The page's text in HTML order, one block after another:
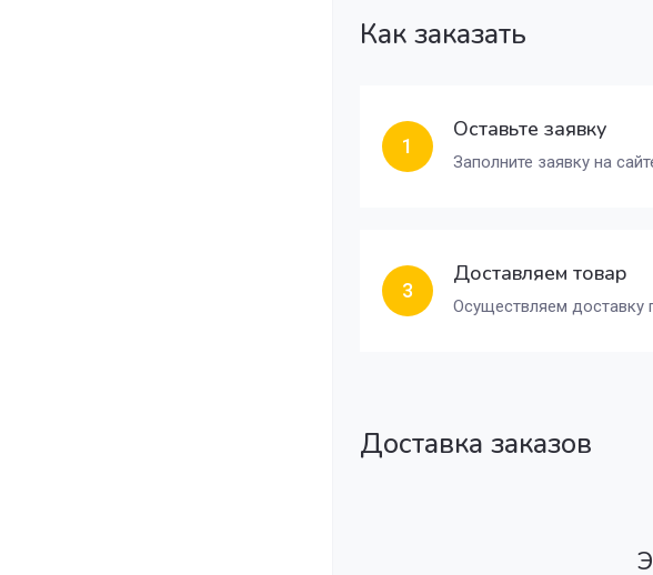
Как заказать
1
Оставьте заявку
Заполните заявку на
3
Доставляем товар
Осуществляем доставку
Доставка заказов